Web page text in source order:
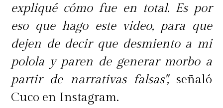
expliqué cómo fue en total. Es por
eso que hago este video, para que
dejen de decir que desmiento a mi
polola y paren de generar morbo a
partir de narrativas falsas",señaló
Cuco en Instagram.